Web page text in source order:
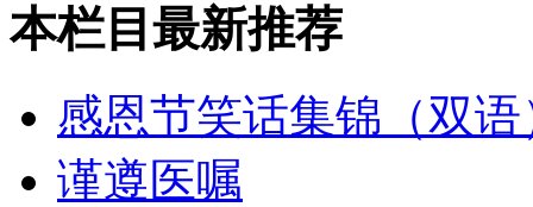
本栏目最新推荐
感恩节笑话集锦（双语
谨遵医嘱